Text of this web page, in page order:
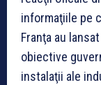
informaţiile pe
Franţa au
obiective
instalaţii ale